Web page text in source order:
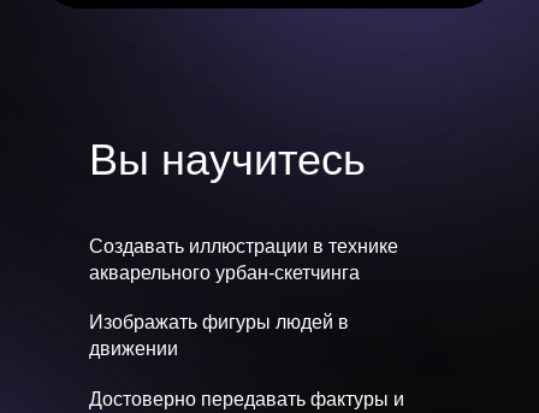
Вы научитесь
Достоверно передавать фактуры и
Изображать фигуры людей в
движении
Создавать иллюстрации в технике
акварельного урбан-скетчинга